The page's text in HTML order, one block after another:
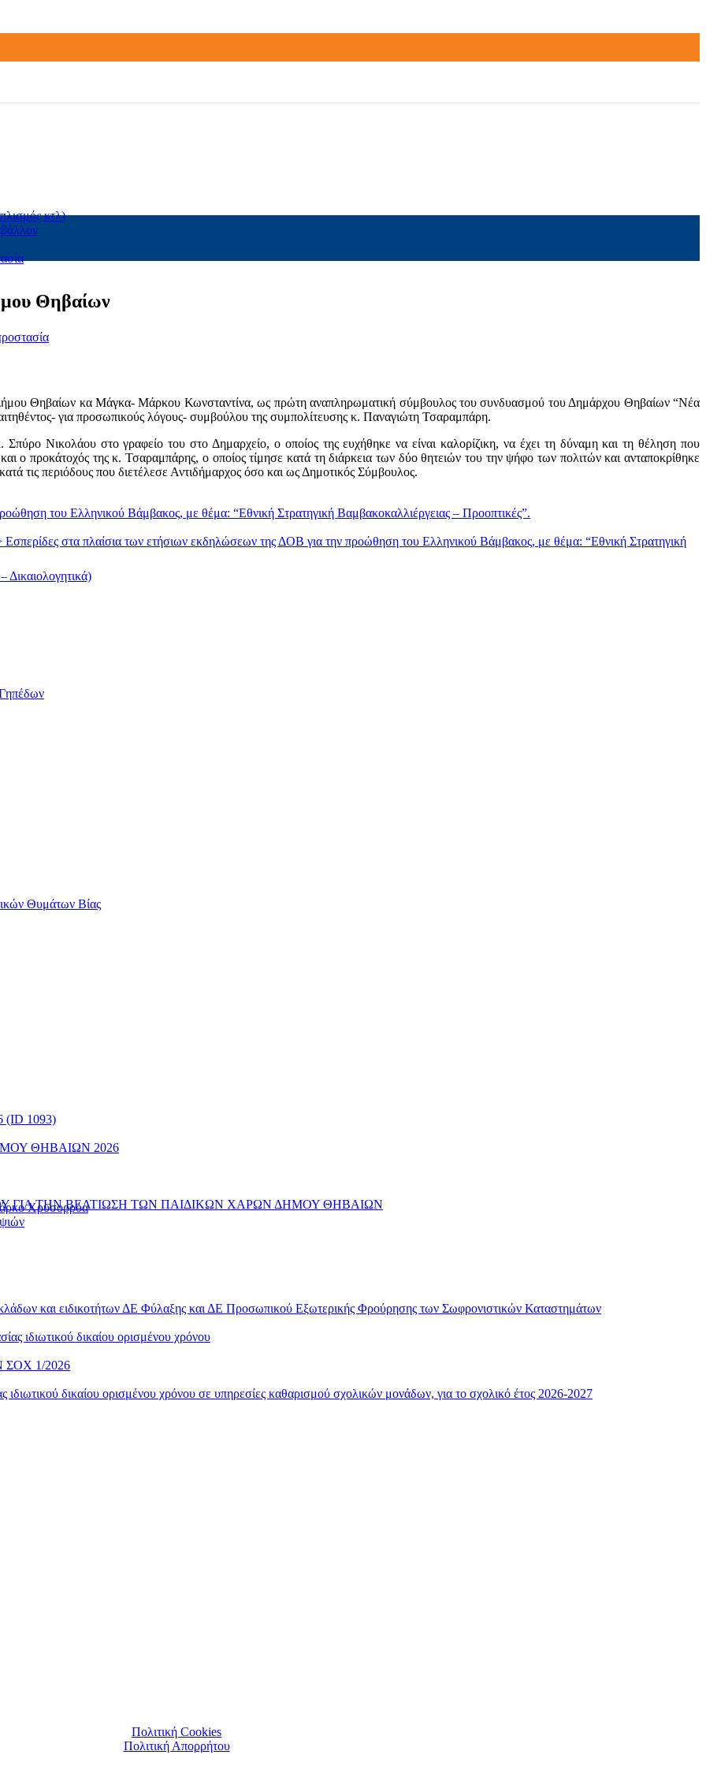
κτλ)
Θυμάτων Βίας
Χρυσορρόα
Θηβαίων
Θηβαίων κα Μάγκα- Μάρκου Κωνσταντίνα, ως πρώτη αναπληρωματική σύμβουλος του συνδυασμού του Δημάρχου Θηβαίων “Νέα
για προσωπικούς λόγους- συμβούλου της συμπολίτευσης κ. Παναγιώτη Τσαραμπάρη.
Νικολάου στο γραφείο του στο Δημαρχείο, ο οποίος της ευχήθηκε να είναι καλορίζικη, να έχει τη δύναμη και τη θέληση που
ο προκάτοχός της κ. Τσαραμπάρης, ο οποίος τίμησε κατά τη διάρκεια των δύο θητειών του την ψήφο των πολιτών και ανταποκρίθηκε
τις περιόδους που διετέλεσε Αντιδήμαρχος όσο και ως Δημοτικός Σύμβουλος.
του Ελληνικού Βάμβακος, με θέμα: “Εθνική Στρατηγική Βαμβακοκαλλιέργειας – Προοπτικές”.
στα πλαίσια των ετήσιων εκδηλώσεων της ΔΟΒ για την προώθηση του Ελληνικού Βάμβακος, με θέμα: “Εθνική Στρατηγική
(ID 1093)
ΘΗΒΑΙΩΝ 2026
ΤΗΝ ΒΕΛΤΙΩΣΗ ΤΩΝ ΠΑΙΔΙΚΩΝ ΧΑΡΩΝ ΔΗΜΟΥ ΘΗΒΑΙΩΝ
και ειδικοτήτων ΔΕ Φύλαξης και ΔΕ Προσωπικού Εξωτερικής Φρούρησης των Σωφρονιστικών Καταστημάτων
ιδιωτικού δικαίου ορισμένου χρόνου
1/2026
δικαίου ορισμένου χρόνου σε υπηρεσίες καθαρισμού σχολικών μονάδων, για το σχολικό έτος 2026-2027
Πολιτική Cookies
Πολιτική Απορρήτου